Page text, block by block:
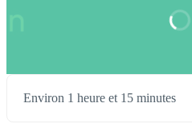
Environ 1 heure et 15 minutes